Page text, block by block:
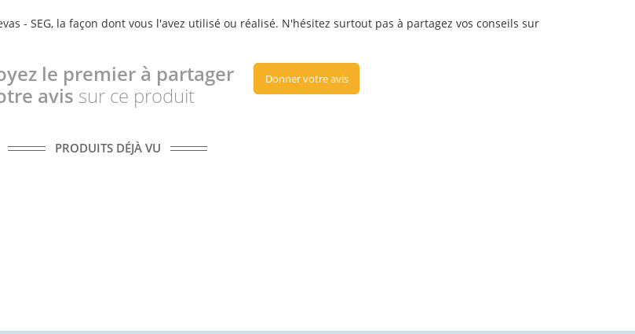
- SEG, la façon dont vous l'avez utilisé ou réalisé. N'hésitez surtout pas à partagez vos conseils sur
le premier à partager
avis sur ce produit
Donner votre avis
PRODUITS DÉJÀ VU